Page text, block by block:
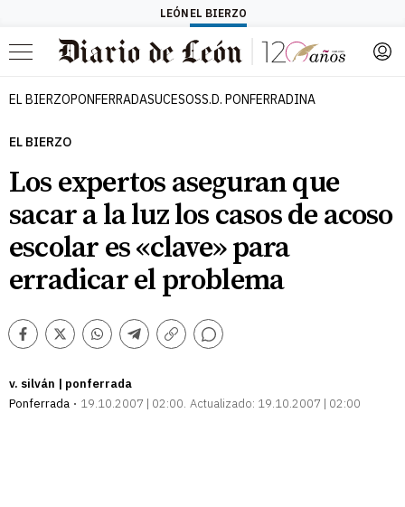
LEÓN EL BIERZO
Menú
EL BIERZOPONFERRADASUCESOSS.D. PONFERRADINA
EL BIERZO
Los expertos aseguran que
sacar a la luz los casos de acoso
escolar es «clave» para
erradicar el problema
Facebook
TwitterWhatsappTelegram
Copiar
Comentarios
v. silván | ponferrada
Ponferrada
19.10.2007 | 02:00 Actualizado: 19.10.2007 | 02:00